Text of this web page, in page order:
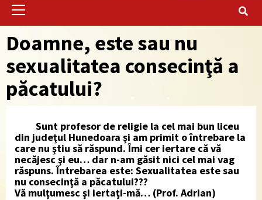
Primary
Doamne, este sau nu
sexualitatea consecinţă a
păcatului?
Sunt profesor de religie la cel mai bun liceu
din judeţul Hunedoara şi am primit o întrebare la
care nu ştiu să răspund. Îmi cer iertare că vă
necăjesc şi eu… dar n-am găsit nici cel mai vag
răspuns. Întrebarea este: Sexualitatea este sau
nu consecinţă a păcatului???
Vă mulţumesc şi iertaţi-mă… (Prof. Adrian)